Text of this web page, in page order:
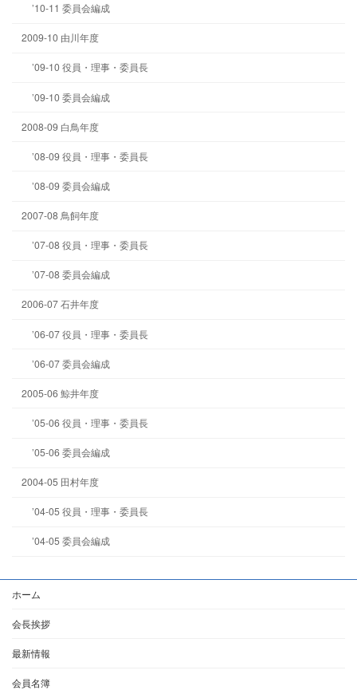
’10-11 委員会編成
2009-10 由川年度
’09-10 役員・理事・委員長
’09-10 委員会編成
2008-09 白鳥年度
’08-09 役員・理事・委員長
’08-09 委員会編成
2007-08 鳥飼年度
’07-08 役員・理事・委員長
’07-08 委員会編成
2006-07 石井年度
’06-07 役員・理事・委員長
’06-07 委員会編成
2005-06 鯨井年度
’05-06 役員・理事・委員長
’05-06 委員会編成
2004-05 田村年度
’04-05 役員・理事・委員長
’04-05 委員会編成
ホーム
会長挨拶
最新情報
会員名簿